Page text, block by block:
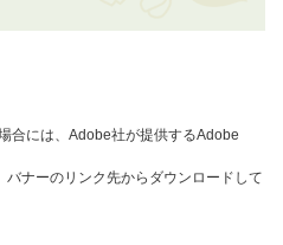
合には、Adobe社が提供するAdobe
ナーのリンク先からダウンロードして